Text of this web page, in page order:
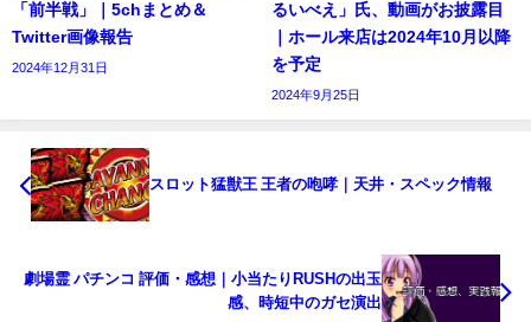
「前半戦」｜5chまとめ＆
Twitter画像報告
2024年12月31日
るいべえ」氏、動画がお披露目
｜ホール来店は2024年10月以降
を予定
2024年9月25日
スロット猛獣王 王者の咆哮｜天井・スペック情報
劇場霊 パチンコ 評価・感想｜小当たりRUSHの出玉
感、時短中のガセ演出